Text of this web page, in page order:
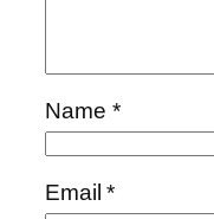
Name *
Email*